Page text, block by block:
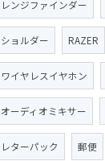
レンジファインダー
ショルダー RAZER
ワイヤレスイヤホン
オーディオミキサー
レターパック 郵便